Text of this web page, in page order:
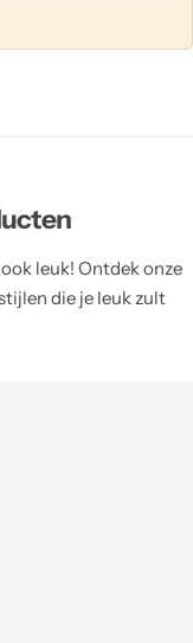
leuk! Ontdek onze
die je leuk zult